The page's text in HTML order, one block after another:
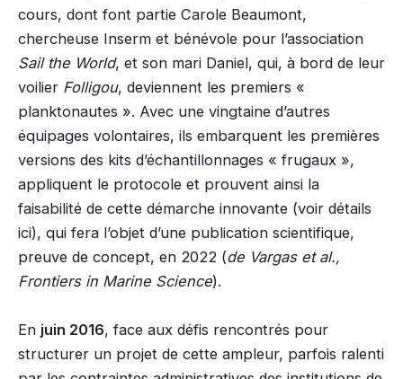
cours, dont font partie Carole Beaumont,
chercheuse Inserm et bénévole pour l’association
Sail the World, et son mari Daniel, qui, à bord de leur
voilier Folligou, deviennent les premiers «
planktonautes ». Avec une vingtaine d’autres
équipages volontaires, ils embarquent les premières
versions des kits d’échantillonnages « frugaux »,
appliquent le protocole et prouvent ainsi la
faisabilité de cette démarche innovante (voir détails
ici), qui fera l’objet d’une publication scientifique,
preuve de concept, en 2022 (de Vargas et al.,
Frontiers in Marine Science).
En juin 2016, face aux défis rencontrés pour
structurer un projet de cette ampleur, parfois ralenti